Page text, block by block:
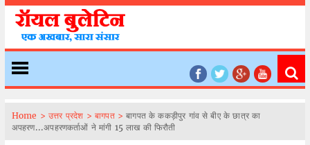
Home > उत्तर प्रदेश > बागपत >बागपत के ककड़ीपुर गांव से बीए के छात्र का
अपहरण...अपहरणकर्ताओं ने मांगी 15 लाख की फिरौती